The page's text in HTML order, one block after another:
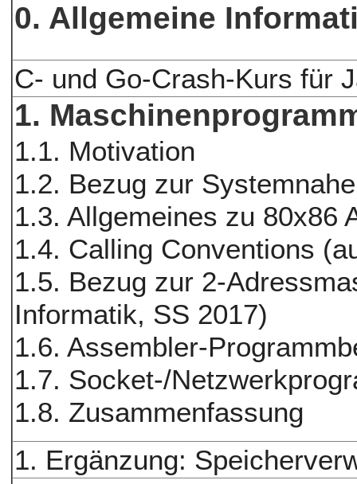
0. Allgemeine
C- und Go-Crash-Kurs für
1.
1.1. Motivation
1.2. Bezug zur
1.3. Allgemeines zu 80x86
1.4. Calling Conventions
1.5. Bezug zur 2-
Informatik, SS 2017)
1.6. Assembler-
1.7. Socket-/
1.8. Zusammenfassung
1. Ergänzung: